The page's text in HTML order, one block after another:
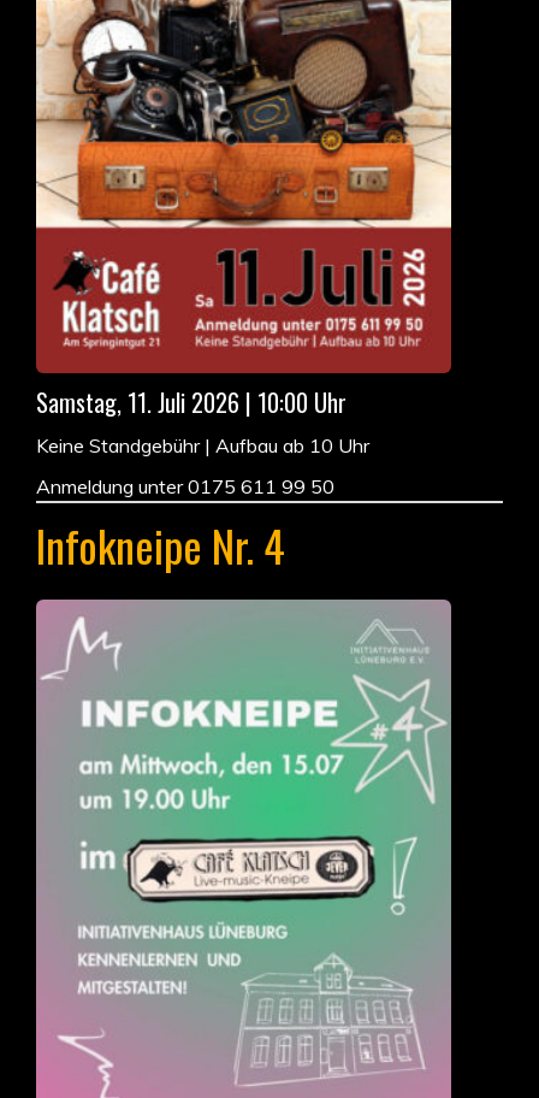
Samstag, 11. Juli 2026 | 10:00 Uhr
Keine Standgebühr | Aufbau ab 10 Uhr
Anmeldung unter 0175 611 99 50
Infokneipe Nr. 4